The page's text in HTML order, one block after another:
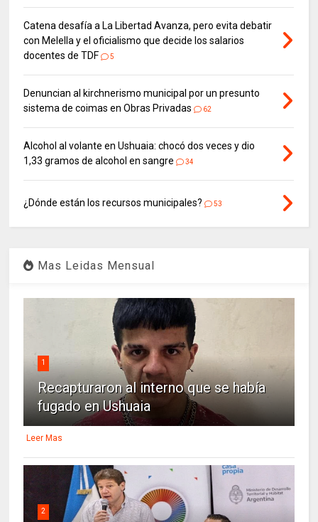
Catena desafía a La Libertad Avanza, pero evita debatir
con Melella y el oficialismo que decide los salarios
docentes de TDF
5
Denuncian al kirchnerismo municipal por un presunto
sistema de coimas en Obras Privadas
62
Alcohol al volante en Ushuaia: chocó dos veces y dio
1,33 gramos de alcohol en sangre
34
¿Dónde están los recursos municipales? 53
Mas Leidas Mensual
1
Recapturaron al interno que se había
fugado en Ushuaia
Leer Mas
2